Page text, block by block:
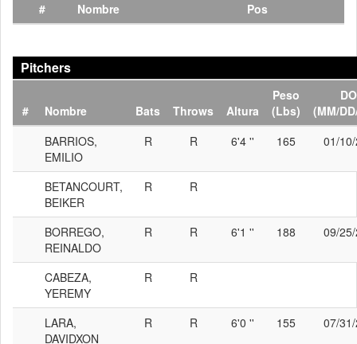
# Nombre Pos
Pitchers
# Nombre Bats Throws Altura
Peso
(Lbs)
(MM/
BARRIOS,
EMILIO
R R 6'4 '' 165 01/
BETANCOURT,
BEIKER
R R
BORREGO,
REINALDO
R R 6'1 '' 188 09/
CABEZA,
YEREMY
R R
LARA,
DAVIDXON
R R 6'0 '' 155 07/